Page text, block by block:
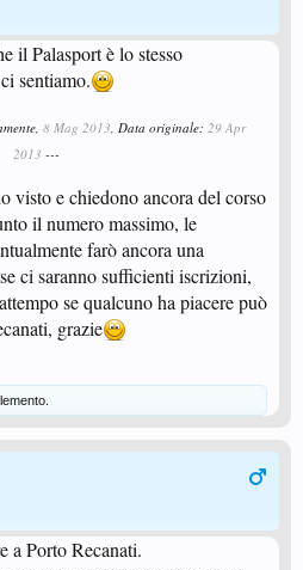
il Palasport è lo stesso
sentiamo.
8 Mag 2013, Data originale: 29 Apr
2013 ---
visto e chiedono ancora del corso
il numero massimo, le
farò ancora una
ci saranno sufficienti iscrizioni,
se qualcuno ha piacere può
grazie
a Porto Recanati.